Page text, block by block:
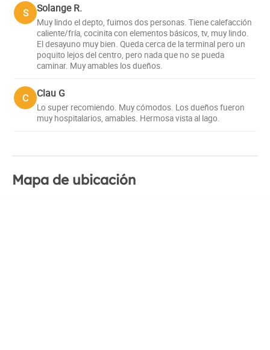
S Solange R.
Muy lindo el depto, fuimos dos personas. Tiene calefacción
caliente/fría, cocinita con elementos básicos, tv, muy lindo.
El desayuno muy bien. Queda cerca de la terminal pero un
poquito lejos del centro, pero nada que no se pueda
caminar. Muy amables los dueños.
C Clau G
Lo super recomiendo. Muy cómodos. Los dueños fueron
muy hospitalarios, amables. Hermosa vista al lago.
Mapa de ubicación